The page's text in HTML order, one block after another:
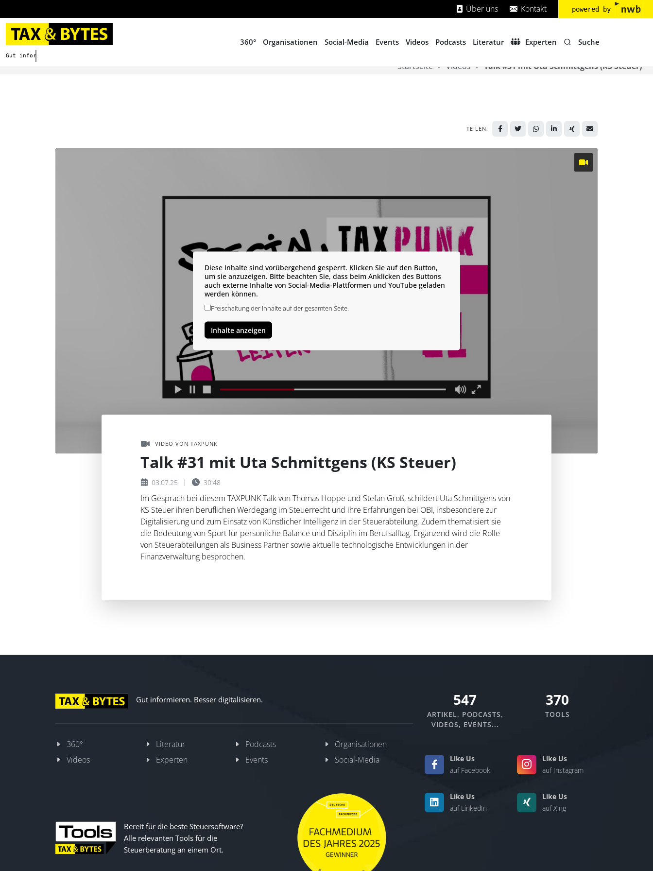
Über uns Kontakt powered by
Gut informieren. Besser digitalisieren.
360° Organisationen Social-Media Events Videos Podcasts Literatur Experten Suche
Startseite Videos Talk #31 mit Uta Schmittgens (KS Steuer)
TEILEN:
Diese Inhalte sind vorübergehend gesperrt. Klicken Sie auf den Button,
um sie anzuzeigen. Bitte beachten Sie, dass beim Anklicken des Buttons
auch externe Inhalte von Social-Media-Plattformen und YouTube geladen
werden können.
Freischaltung der Inhalte auf der gesamten Seite.
Inhalte anzeigen
VIDEO VON TAXPUNK
Talk #31 mit Uta Schmittgens (KS Steuer)
03.07.25 30:48
Im Gespräch bei diesem TAXPUNK Talk von Thomas Hoppe und Stefan Groß, schildert Uta Schmittgens von
KS Steuer ihren beruflichen Werdegang im Steuerrecht und ihre Erfahrungen bei OBI, insbesondere zur
Digitalisierung und zum Einsatz von Künstlicher Intelligenz in der Steuerabteilung. Zudem thematisiert sie
die Bedeutung von Sport für persönliche Balance und Disziplin im Berufsalltag. Ergänzend wird die Rolle
von Steuerabteilungen als Business Partner sowie aktuelle technologische Entwicklungen in der
Finanzverwaltung besprochen.
Gut informieren. Besser digitalisieren.
360° Literatur Podcasts
Organisationen
Videos
Experten Events Social-Media
Bereit für die beste Steuersoftware?
Alle relevanten Tools für die
Steuerberatung an einem Ort.
635
ARTIKEL, PODCASTS,
VIDEOS, EVENTS...
370
TOOLS
Like Us
auf Facebook
Like Us
auf Instagram
Like Us
auf LinkedIn
Like Us
auf Xing